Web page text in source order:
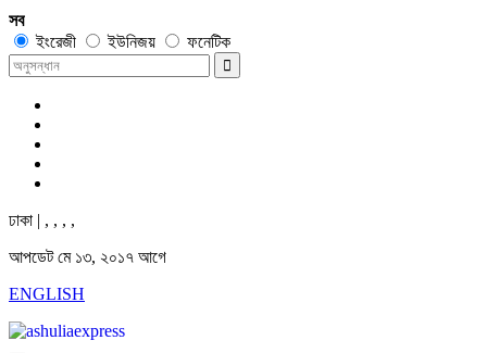
সব
ইংরেজী
ইউনিজয় ফনেটিক
ঢাকা | , , , ,
আপডেট মে ১৩, ২০১৭ আগে
ENGLISH